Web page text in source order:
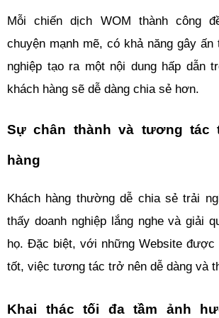
Mỗi chiến dịch WOM thành công
chuyện mạnh mẽ, có khả năng gây
nghiệp tạo ra một nội dung hấp dẫn
khách hàng sẽ dễ dàng chia sẻ hơn.
Sự chân thành và tương tác
hàng
Khách hàng thường dễ chia sẻ trải
thấy doanh nghiệp lắng nghe và giải
họ. Đặc biệt, với những Website được
tốt, việc tương tác trở nên dễ dàng và
Khai thác tối đa tầm ảnh